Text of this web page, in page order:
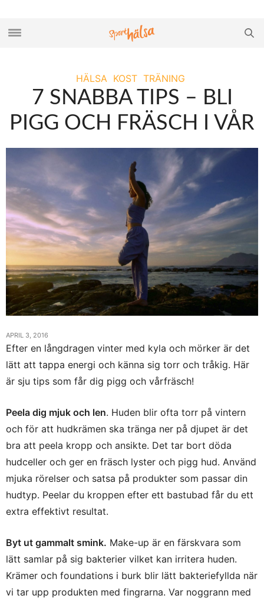
HÄLSA KOST TRÄNING
7 SNABBA TIPS – BLI
PIGG OCH FRÄSCH I VÅR
APRIL 3, 2016
Efter en långdragen vinter med kyla och mörker är det
lätt att tappa energi och känna sig torr och tråkig. Här
är sju tips som får dig pigg och vårfräsch!
Peela dig mjuk och len. Huden blir ofta torr på vintern
och för att hudkrämen ska tränga ner på djupet är det
bra att peela kropp och ansikte. Det tar bort döda
hudceller och ger en fräsch lyster och pigg hud. Använd
mjuka rörelser och satsa på produkter som passar din
hudtyp. Peelar du kroppen efter ett bastubad får du ett
extra effektivt resultat.
Byt ut gammalt smink. Make-up är en färskvara som
lätt samlar på sig bakterier vilket kan irritera huden.
Krämer och foundations i burk blir lätt bakteriefyllda när
vi tar upp produkten med fingrarna. Var noggrann med